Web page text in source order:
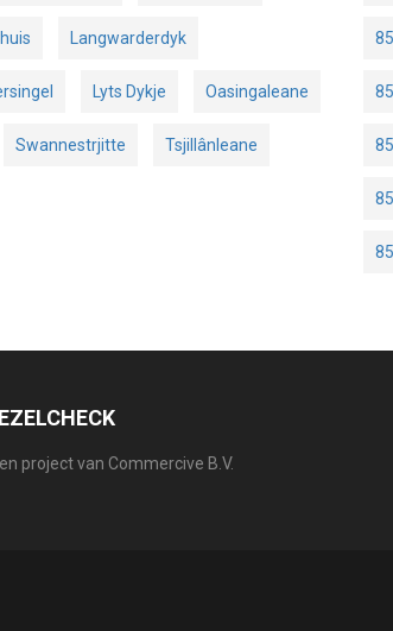
Langwarderdyk
Lyts Dykje Oasingaleane
Swannestrjitte Tsjillânleane
project van Commercive B.V.